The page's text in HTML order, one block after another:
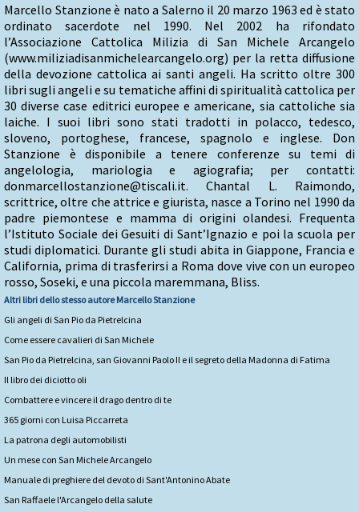
Marcello Stanzione è nato a Salerno il 20 marzo 1963 ed è stato
ordinato sacerdote nel 1990. Nel 2002 ha rifondato
l’Associazione Cattolica Milizia di San Michele Arcangelo
(www.miliziadisanmichelearcangelo.org) per la retta diffusione
della devozione cattolica ai santi angeli. Ha scritto oltre 300
libri sugli angeli e su tematiche affini di spiritualità cattolica per
30 diverse case editrici europee e americane, sia cattoliche sia
laiche. I suoi libri sono stati tradotti in polacco, tedesco,
sloveno, portoghese, francese, spagnolo e inglese. Don
Stanzione è disponibile a tenere conferenze su temi di
angelologia, mariologia e agiografia; per contatti:
donmarcellostanzione@tiscali.it. Chantal L. Raimondo,
scrittrice, oltre che attrice e giurista, nasce a Torino nel 1990 da
padre piemontese e mamma di origini olandesi. Frequenta
l’Istituto Sociale dei Gesuiti di Sant’Ignazio e poi la scuola per
studi diplomatici. Durante gli studi abita in Giappone, Francia e
California, prima di trasferirsi a Roma dove vive con un europeo
rosso, Soseki, e una piccola maremmana, Bliss.
Altri libri dello stesso autoreMarcello Stanzione
Gli angeli di San Pio da Pietrelcina
Come essere cavalieri di San Michele
San Pio da Pietrelcina, san Giovanni Paolo II e il segreto della Madonna di Fatima
Il libro dei diciotto oli
Combattere e vincere il drago dentro di te
365 giorni con Luisa Piccarreta
La patrona degli automobilisti
Un mese con San Michele Arcangelo
Manuale di preghiere del devoto di Sant'Antonino Abate
San Raffaele l'Arcangelo della salute